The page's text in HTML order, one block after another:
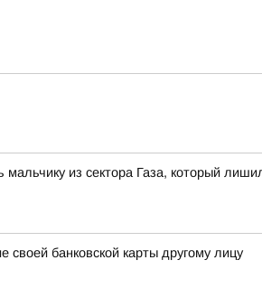
из сектора Газа, который
банковской карты другому лицу